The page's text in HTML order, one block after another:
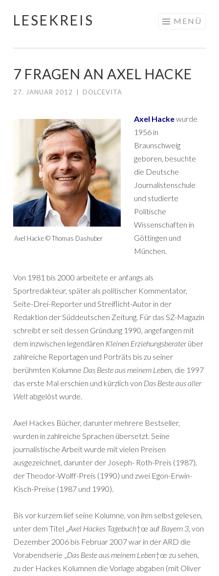
Springe
LESEKREIS MENÜ
7 FRAGEN AN AXEL HACKE
27. JANUAR 2012 DOLCEVITA
Axel Hacke © Thomas Dashuber
Axel Hackewurde
1956 in
Braunschweig
geboren, besuchte
die Deutsche
Journalistenschule
und studierte
Politische
Wissenschaften in
Göttingen und
München.
Von 1981 bis 2000 arbeitete er anfangs als
Sportredakteur, später als politischer Kommentator,
Seite-Drei-Reporter und Streiflicht-Autor in der
Redaktion der Süddeutschen Zeitung. Für das SZ-Magazin
schreibt er seit dessen Gründung 1990, angefangen mit
dem inzwischen legendären Kleinen Erziehungsberaterüber
zahlreiche Reportagen und Porträts bis zu seiner
berühmten Kolumne Das Beste aus meinem Leben, die 1997
das erste Mal erschien und kürzlich von Das Beste aus aller
Welt abgelöst wurde.
Axel Hackes Bücher, darunter mehrere Bestseller,
wurden in zahlreiche Sprachen übersetzt. Seine
journalistische Arbeit wurde mit vielen Preisen
ausgezeichnet, darunter der Joseph- Roth-Preis (1987),
der Theodor-Wolff-Preis (1990) und zwei Egon-Erwin-
Kisch-Preise (1987 und 1990).
Bis vor kurzem lief seine Kolumne, von ihm selbst gelesen,
unter dem Titel „Axel Hackes Tagebuch†œ auf Bayern 3, von
Dezember 2006 bis Februar 2007 war in der ARD die
Vorabendserie „Das Beste aus meinem Leben†œ zu sehen,
zu der Hackes Kolumnen die Vorlage abgaben (mit Oliver